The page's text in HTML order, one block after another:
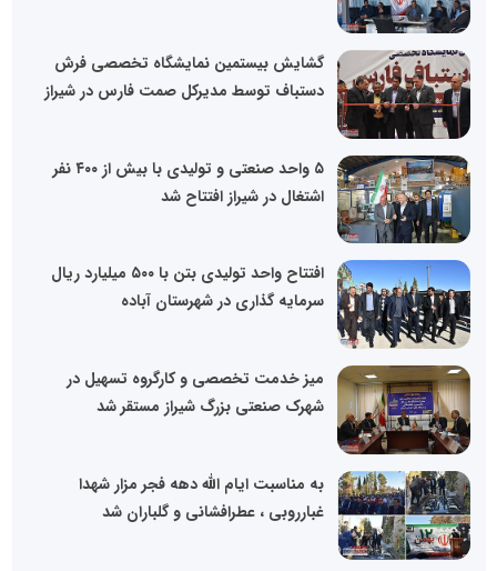
گشایش بیستمین نمایشگاه تخصصی فرش
دستباف توسط مدیرکل صمت فارس در شیراز
۵ واحد صنعتی و تولیدی با بیش از ۴۰۰ نفر
اشتغال در شیراز افتتاح شد
افتتاح واحد تولیدی بتن با ۵۰۰ میلیارد ریال
سرمایه گذاری در شهرستان آباده
میز خدمت تخصصی و کارگروه تسهیل در
شهرک صنعتی بزرگ شیراز مستقر شد
به مناسبت ایام الله دهه فجر مزار شهدا
غبارروبی ، عطرافشانی و گلباران شد